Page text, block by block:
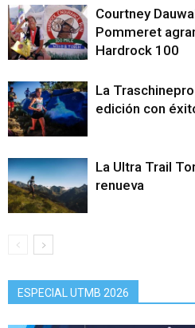
Courtney
Pommeret
Hardrock 100
La
edición con
La Ultra Trail
renueva
ESPECIAL UTMB 2026